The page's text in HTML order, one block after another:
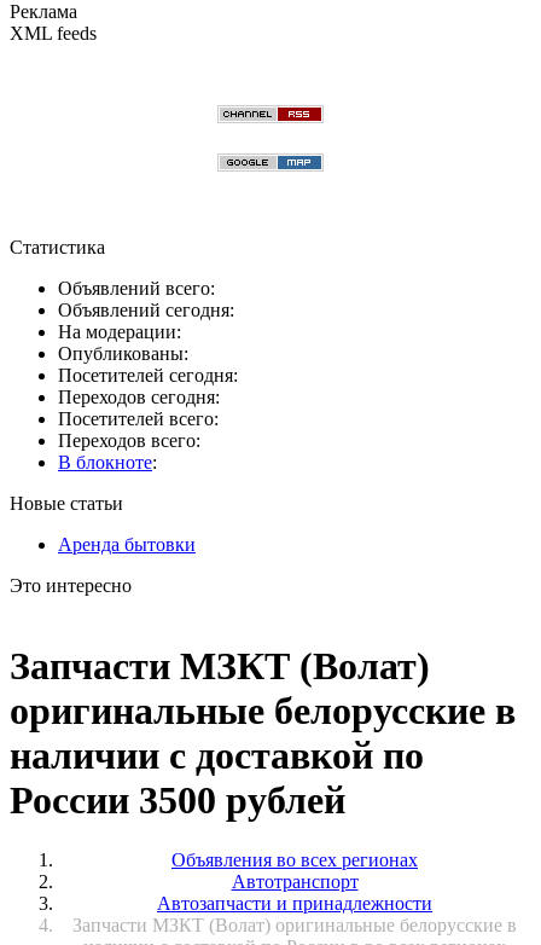
Реклама
XML feeds
Статистика
Объявлений всего:
Объявлений сегодня:
На модерации:
Опубликованы:
Посетителей сегодня:
Переходов сегодня:
Посетителей всего:
Переходов всего:
В блокноте:
Новые статьи
Аренда бытовки
Это интересно
Запчасти МЗКТ (Волат)
оригинальные белорусские в
наличии с доставкой по
России 3500 рублей
Объявления во всех регионах
Автотранспорт
Автозапчасти и принадлежности
Запчасти МЗКТ (Волат) оригинальные белорусские в